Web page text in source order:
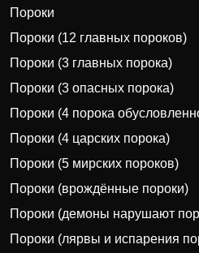
Пороки
Пороки (12 главных пороков)
Пороки (3 главных порока)
Пороки (3 опасных порока)
Пороки (4 порока
Пороки (4 царских порока)
Пороки (5 мирских пороков)
Пороки (врождённые пороки)
Пороки (демоны нарушают
Пороки (лярвы и испарения